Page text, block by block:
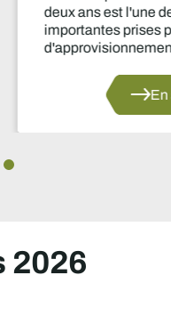
les plus
secteur en matière
des années.
2026